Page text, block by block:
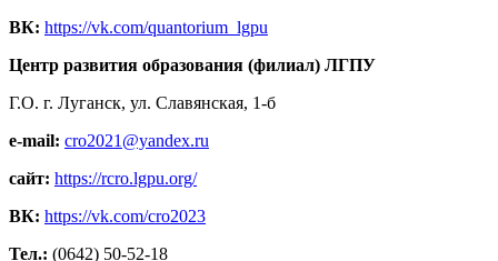
ВК: https://vk.com/quantorium_lgpu
Центр развития образования (филиал) ЛГПУ
Г.О. г. Луганск, ул. Славянская, 1-б
e-mail: cro2021@yandex.ru
сайт: https://rcro.lgpu.org/
ВК: https://vk.com/cro2023
Тел.: (0642) 50-52-18